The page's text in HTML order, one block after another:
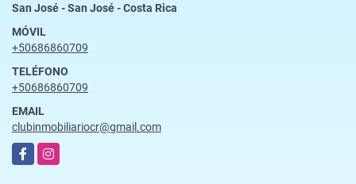
San José - San José - Costa Rica
MÓVIL
+50686860709
TELÉFONO
+50686860709
EMAIL
clubinmobiliariocr@gmail.com
FacebookInstagram